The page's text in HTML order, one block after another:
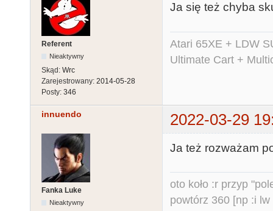
Referent
Nieaktywny
Skąd: Wrc
Zarejestrowany: 2014-05-28
Posty: 346
Ja się też chyba
Atari 65XE + LDW
Ultimate Cart +
innuendo 2022-03-29
Fanka Luke
Nieaktywny
Ja też rozważam
oto koło :r przyp
powtórz 360 [np :i lw